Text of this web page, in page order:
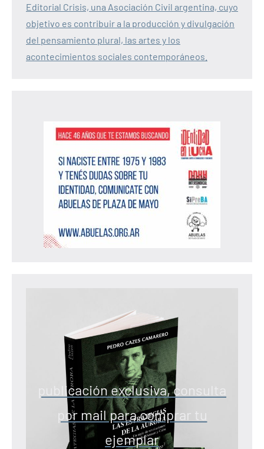
Editorial Crisis, una Asociación Civil argentina, cuyo
objetivo es contribuir a la producción y divulgación
del pensamiento plural, las artes y los
acontecimientos sociales contemporáneos.
publicación exclusiva, consulta
por mail para comprar tu
ejemplar